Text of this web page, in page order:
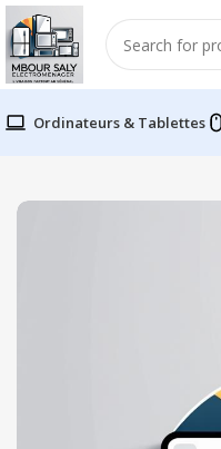
Ordinateurs & Tablettes